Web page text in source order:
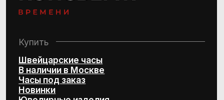
Согласие на обработку
персональных данных
Политика конфиденциальности